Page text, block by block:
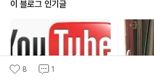
이름을 썼을까? '신라(新羅)'라는 국호는 503년인 제22
대 지증왕 4년에 만들어졌다. '덕업일신 망라사방(德業日
新 網羅四方)'에서 따온 이름으로 새 신(新)자와 그물 라
(羅)를 대표로 하여 국호를 정했다. '덕업이 날로 새로워지
이 블로그 인기글
8 1